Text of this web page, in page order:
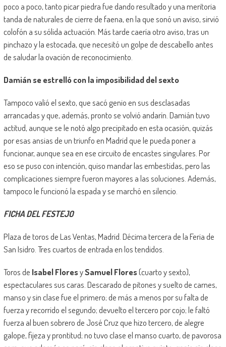
poco a poco, tanto picar piedra fue dando resultado y una meritoria
tanda de naturales de cierre de faena, en la que sonó un aviso, sirvió
colofón a su sólida actuación. Más tarde caería otro aviso, tras un
pinchazo y la estocada, que necesitó un golpe de descabello antes
de saludar la ovación de reconocimiento.
Damián se estrelló con la imposibilidad del sexto
Tampoco valió el sexto, que sacó genio en sus desclasadas
arrancadas y que, además, pronto se volvió andarín. Damián tuvo
actitud, aunque se le notó algo precipitado en esta ocasión, quizás
por esas ansias de un triunfo en Madrid que le pueda poner a
funcionar, aunque sea en ese circuito de encastes singulares. Por
eso se puso con intención, quiso mandar las embestidas, pero las
complicaciones siempre fueron mayores a las soluciones. Además,
tampoco le funcionó la espada y se marchó en silencio.
FICHA DEL FESTEJO
Plaza de toros de Las Ventas, Madrid. Décima tercera de la Feria de
San Isidro. Tres cuartos de entrada en los tendidos.
Toros de Isabel FloresySamuel Flores(cuarto y sexto),
espectaculares sus caras. Descarado de pitones y suelto de carnes,
manso y sin clase fue el primero; de más a menos por su falta de
fuerza y recorrido el segundo; devuelto el tercero por cojo; le faltó
fuerza al buen sobrero de José Cruz que hizo tercero, de alegre
galope, fijeza y prontitud; no tuvo clase el manso cuarto, de pavorosa